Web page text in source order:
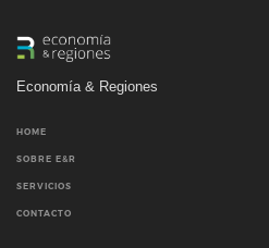
Economía & Regiones
HOME
SOBRE E&R
SERVICIOS
CONTACTO